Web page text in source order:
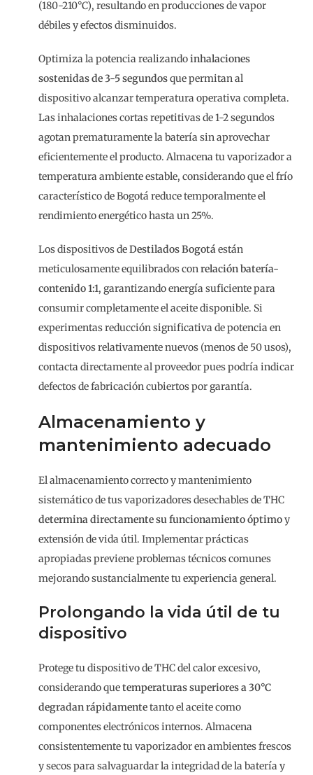
(180-210°C), resultando en producciones de vapor
débiles y efectos disminuidos.
Optimiza la potencia realizandoinhalaciones
sostenidas de 3-5 segundosque permitan al
dispositivo alcanzar temperatura operativa completa.
Las inhalaciones cortas repetitivas de 1-2 segundos
agotan prematuramente la batería sin aprovechar
eficientemente el producto. Almacena tu vaporizador a
temperatura ambiente estable, considerando que el frío
característico de Bogotá reduce temporalmente el
rendimiento energético hasta un 25%.
Los dispositivos deDestilados Bogotáestán
meticulosamente equilibrados conrelación batería-
contenido 1:1, garantizando energía suficiente para
consumir completamente el aceite disponible. Si
experimentas reducción significativa de potencia en
dispositivos relativamente nuevos (menos de 50 usos),
contacta directamente al proveedor pues podría indicar
defectos de fabricación cubiertos por garantía.
Almacenamiento y
mantenimiento adecuado
El almacenamiento correcto y mantenimiento
sistemático de tus vaporizadores desechables de THC
determina directamente su funcionamiento óptimoy
extensión de vida útil. Implementar prácticas
apropiadas previene problemas técnicos comunes
mejorando sustancialmente tu experiencia general.
Prolongando la vida útil de tu
dispositivo
Protege tu dispositivo de THC del calor excesivo,
considerando quetemperaturas superiores a 30°C
degradan rápidamentetanto el aceite como
componentes electrónicos internos. Almacena
consistentemente tu vaporizador en ambientes frescos
y secos para salvaguardar la integridad de la batería y